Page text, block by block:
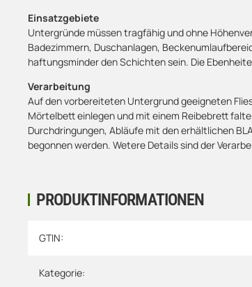
PRODUKTINFORMATIONEN
Produkteigenschaft
Wert
GTIN:
Kategorie:
Einsatzgebiete
Untergründe müssen tragfähig und ohne
Badezimmern, Duschanlagen,
haftungsminder den Schichten sein. Die
Verarbeitung
Auf den vorbereiteten Untergrund geeigneten
Mörtelbett einlegen und mit einem Reibebrett
Durchdringungen, Abläufe mit den erhältlichen
begonnen werden. Wetere Details sind der